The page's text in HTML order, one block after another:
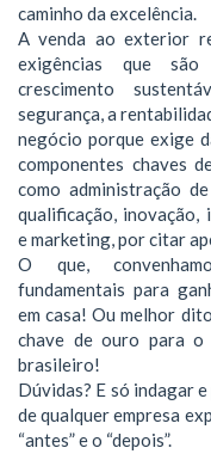
caminho da excelência.
A venda ao exterior
exigências que
crescimento
segurança, a
negócio porque exige
componentes chaves
como administração
qualificação, inovação,
e marketing, por citar
O que,
fundamentais para
em casa! Ou melhor
chave de ouro para o
brasileiro!
Dúvidas? E só indagar
de qualquer empresa
“antes” e o “depois”.